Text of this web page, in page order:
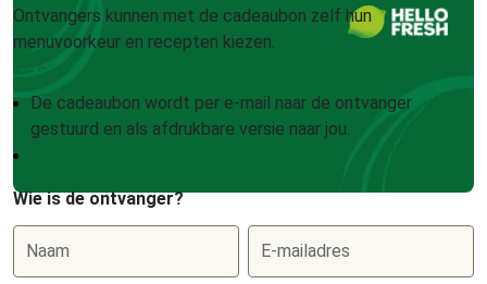
Ontvangers kunnen met de cadeaubon zelf hun
menuvoorkeur en recepten kiezen.
De cadeaubon wordt per e-mail naar de ontvanger
gestuurd en als afdrukbare versie naar jou.
Wie is de ontvanger?
Naam E-mailadres